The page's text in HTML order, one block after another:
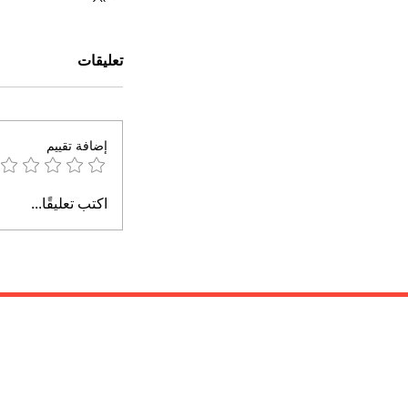
تعليقات
إضافة تقييم
اكتب تعليقًا...